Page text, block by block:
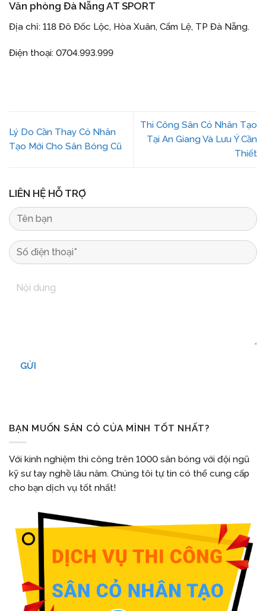
Văn phòng Đà Nẵng AT SPORT
Địa chỉ: 118 Đô Đốc Lộc, Hòa Xuân, Cẩm Lệ, TP Đà Nẵng.
Điện thoại: 0704.993.999
Lý Do Cần Thay Cỏ Nhân
Tạo Mới Cho Sân Bóng Cũ
Thi Công Sân Cỏ Nhân Tạo
Tại An Giang Và Lưu Ý Cần
Thiết
LIÊN HỆ HỖ TRỢ
GỬI
BẠN MUỐN SÂN CỎ CỦA MÌNH TỐT NHẤT?
Với kinh nghiệm thi công trên 1000 sân bóng với đội ngũ
kỹ sư tay nghề lâu năm. Chúng tôi tự tin có thể cung cấp
cho bạn dịch vụ tốt nhất!